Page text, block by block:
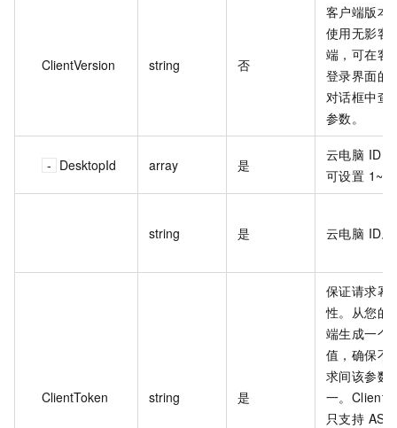
ClientVersion string 否
客户端版本
使用无影客
端，可在客
登录界面的
对话框中查
参数。
DesktopId array 是
云电脑 ID
可设置
string 是 云电脑 ID。
ClientToken string 是
保证请求幂
性。从您的
端生成一个
值，确保不
求间该参数
一。
只支持